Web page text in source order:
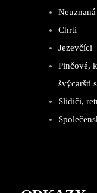
Chrti
Jezevčíci
Pinčové,
švýcarští
Slídiči,